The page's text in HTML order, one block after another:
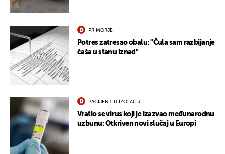
PRIMORJE
Potres zatresao obalu: "Čula sam razbijanje
čaša u stanu iznad"
PACIJENT U IZOLACIJI
Vratio se virus koji je izazvao međunarodnu
uzbunu: Otkriven novi slučaj u Europi